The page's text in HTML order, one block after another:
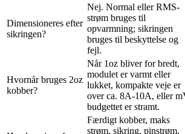
Dimensioneres efter
sikringen?
Nej. Normal eller RMS-
strøm bruges til
opvarmning; sikringen
bruges til beskyttelse og
fejl.
Hvornår bruges 2oz
kobber?
Når 1oz bliver for bredt,
modulet er varmt eller
lukket, kompakte veje er
over ca. 8A-10A, eller
budgettet er stramt.
Færdigt kobber, maks
strøm, sikring, pinstrøm,